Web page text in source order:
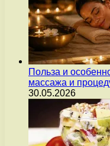
Польза и
массажа и
30.05.2026